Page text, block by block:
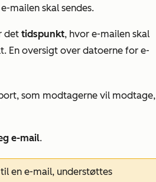
mailen skal sendes.
det tidspunkt, hvor e-mailen skal
En oversigt over datoerne for e-
som modtagerne vil modtage,
e-mail.
en e-mail, understøttes